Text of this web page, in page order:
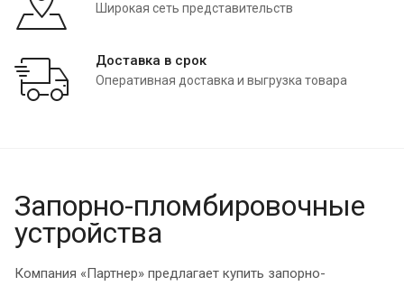
Широкая сеть представительств
Доставка в срок
Оперативная доставка и выгрузка товара
Запорно-пломбировочные
устройства
Компания «Партнер» предлагает купить запорно-